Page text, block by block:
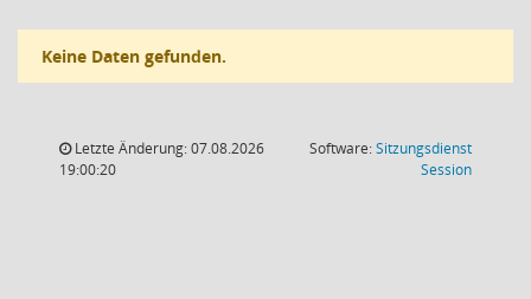
Keine Daten gefunden.
Letzte Änderung: 07.08.2026
19:00:20
Software:Sitzungsdienst
Session(Wird in